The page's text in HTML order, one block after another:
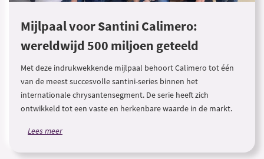
Mijlpaal voor Santini Calimero:
wereldwijd 500 miljoen geteeld
Met deze indrukwekkende mijlpaal behoort Calimero tot één
van de meest succesvolle santini-series binnen het
internationale chrysantensegment. De serie heeft zich
ontwikkeld tot een vaste en herkenbare waarde in de markt.
Lees meer